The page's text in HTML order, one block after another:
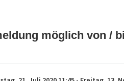
möglich von /